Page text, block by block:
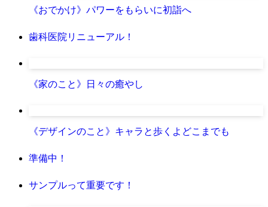
《おでかけ》パワーをもらいに初詣へ
歯科医院リニューアル！
《家のこと》日々の癒やし
《デザインのこと》キャラと歩くよどこまでも
準備中！
サンプルって重要です！